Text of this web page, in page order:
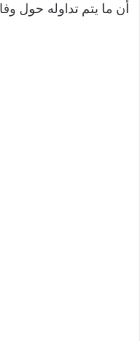
أن ما يتم تداوله حول